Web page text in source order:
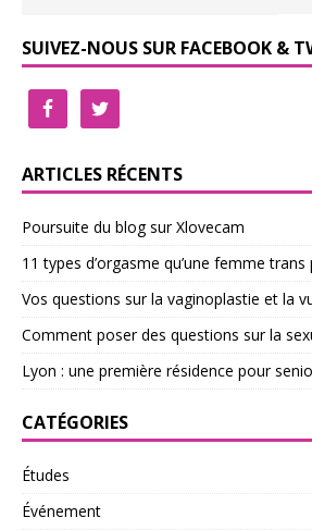
SUIVEZ-NOUS SUR FACEBOOK &
ARTICLES RÉCENTS
Poursuite du blog sur Xlovecam
11 types d’orgasme qu’une femme
Vos questions sur la vaginoplastie et la
Comment poser des questions sur la
Lyon : une première résidence pour
CATÉGORIES
Études
Événement